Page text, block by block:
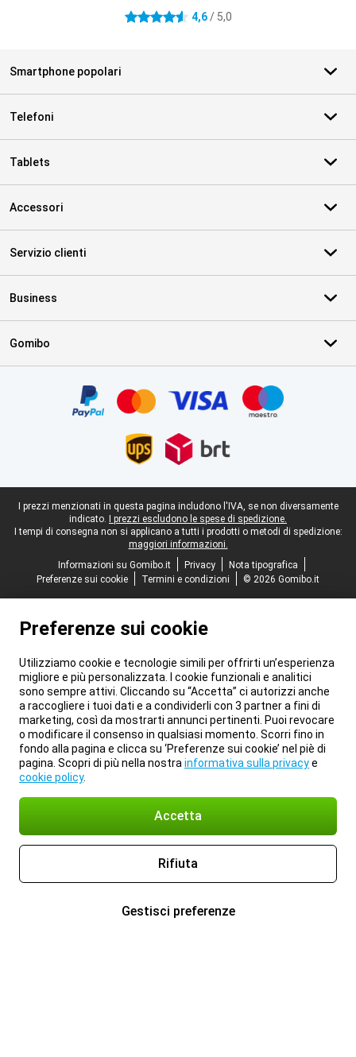
4.6 stelle 4,6/ 5,0
Smartphone popolari
Telefoni
Tablets
Accessori
Servizio clienti
Business
Gomibo
Piè di pagina legale
I prezzi menzionati in questa pagina includono l'IVA, se non diversamente
indicato.
I prezzi escludono le spese di spedizione.
I tempi di consegna non si applicano a tutti i prodotti o metodi di spedizione:
maggiori informazioni.
Informazioni su Gomibo.it
Privacy
Nota tipografica
Preferenze sui cookie
Termini e condizioni © 2026 Gomibo.it
Preferenze sui cookie
Utilizziamo cookie e tecnologie simili per offrirti un’esperienza
migliore e più personalizzata. I cookie funzionali e analitici
sono sempre attivi. Cliccando su “Accetta” ci autorizzi anche
a raccogliere i tuoi dati e a condividerli con 3 partner a fini di
marketing, così da mostrarti annunci pertinenti. Puoi revocare
o modificare il consenso in qualsiasi momento. Scorri fino in
fondo alla pagina e clicca su ‘Preferenze sui cookie’ nel piè di
pagina. Scopri di più nella nostra informativa sulla privacye
cookie policy.
Accetta
Rifiuta
Gestisci preferenze